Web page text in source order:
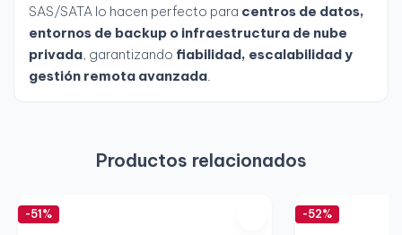
SAS/SATA lo hacen perfecto para centros de datos,
entornos de backup o infraestructura de nube
privada, garantizando fiabilidad, escalabilidad y
gestión remota avanzada.
Productos relacionados
-51% -52%